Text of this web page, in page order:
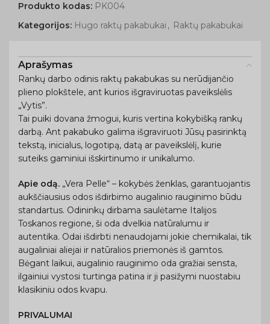
Produkto kodas: PK004
Kategorijos: Hugo raktų pakabukai , Raktų pakabukai
Aprašymas
Rankų darbo odinis raktų pakabukas su nerūdijančio
plieno plokštele, ant kurios išgraviruotas paveikslėlis
„Vytis”.
Tai puiki dovana žmogui, kuris vertina kokybišką rankų
darbą. Ant pakabuko galima išgraviruoti Jūsų pasirinktą
tekstą, inicialus, logotipą, datą ar paveikslėlį, kurie
suteiks gaminiui išskirtinumo ir unikalumo.
Apie odą. „Vera Pelle“ – kokybės ženklas, garantuojantis
aukščiausius odos išdirbimo augalinio rauginimo būdu
standartus. Odininkų dirbama saulėtame Italijos
Toskanos regione, ši oda dvelkia natūralumu ir
autentika. Odai išdirbti nenaudojami jokie chemikalai, tik
augaliniai aliejai ir natūralios priemonės iš gamtos.
Bėgant laikui, augalinio rauginimo oda gražiai sensta,
ilgainiui vystosi turtinga patina ir ji pasižymi nuostabiu
klasikiniu odos kvapu.
PRIVALUMAI